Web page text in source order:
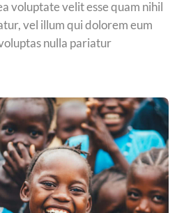
voluptate velit esse quam nihil
vel illum qui dolorem eum
nulla pariatur